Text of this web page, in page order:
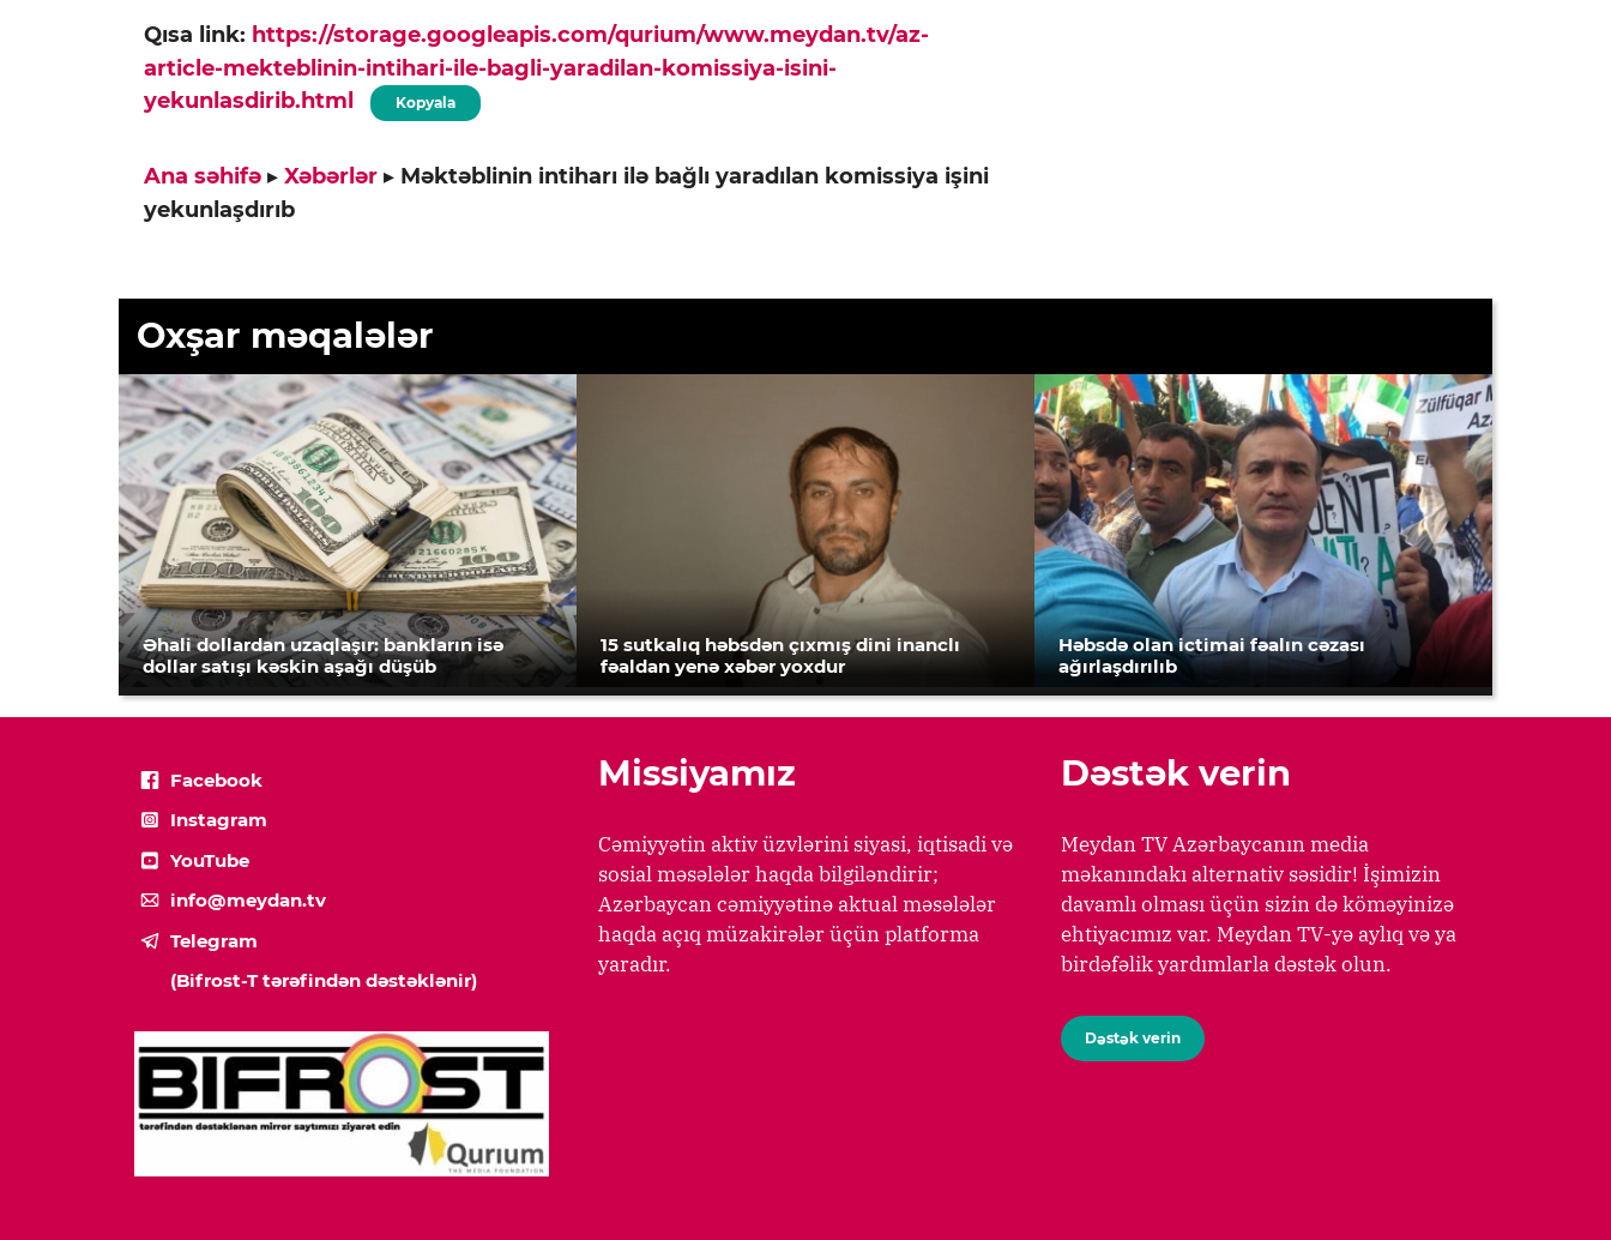
Qısa link: https://storage.googleapis.com/qurium/www.meydan.tv/az-
article-mekteblinin-intihari-ile-bagli-yaradilan-komissiya-isini-
yekunlasdirib.html
Kopyala
Ana səhifə ▸ Xəbərlər ▸ Məktəblinin intiharı ilə bağlı yaradılan komissiya işini
yekunlaşdırıb
Oxşar məqalələr
Əhali dollardan uzaqlaşır: bankların isə
dollar satışı kəskin aşağı düşüb
15 sutkalıq həbsdən çıxmış dini inanclı
fəaldan yenə xəbər yoxdur
Həbsdə olan ictimai fəalın cəzası
ağırlaşdırılıb
Facebook
Instagram
YouTube
info@meydan.tv
Telegram
(Bifrost-T tərəfindən dəstəklənir)
Missiyamız
Cəmiyyətin aktiv üzvlərini siyasi, iqtisadi və
sosial məsələlər haqda bilgiləndirir;
Azərbaycan cəmiyyətinə aktual məsələlər
haqda açıq müzakirələr üçün platforma
yaradır.
Dəstək verin
Meydan TV Azərbaycanın media
məkanındakı alternativ səsidir! İşimizin
davamlı olması üçün sizin də köməyinizə
ehtiyacımız var. Meydan TV-yə aylıq və ya
birdəfəlik yardımlarla dəstək olun.
Dəstək verin